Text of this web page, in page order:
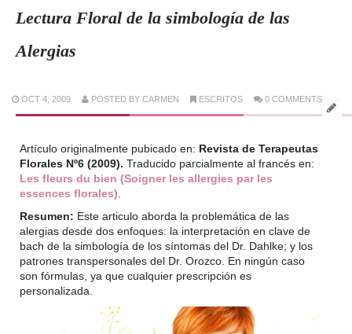
Lectura Floral de la simbología de las
Alergias
OCT 4, 2009 POSTED BY CARMEN ESCRITOS 0 COMMENTS
Artículo originalmente pubicado en: Revista de Terapeutas
Florales Nº6 (2009). Traducido parcialmente al francés en:
Les fleurs du bien (Soigner les allergies par les
essences florales)
Resumen: Este articulo aborda la problemática de las
alergias desde dos enfoques: la interpretación en clave de
bach de la simbología de los síntomas del Dr. Dahlke; y los
patrones transpersonales del Dr. Orozco. En ningún caso
son fórmulas, ya que cualquier prescripción es
personalizada.